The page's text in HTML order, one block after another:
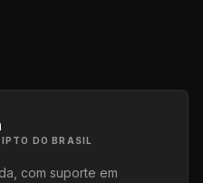
DO BRASIL
com suporte em